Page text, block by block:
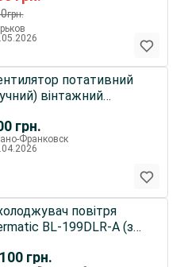
грн.
грн.
потативний
вінтажний
Франковск
грн.
повітря
BL-199DLR-A (з